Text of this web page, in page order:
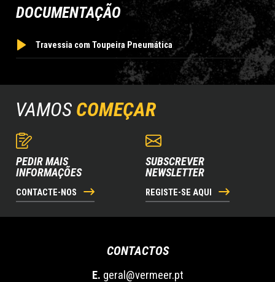
DOCUMENTAÇÃO
Travessia com Toupeira Pneumática
VAMOS COMEÇAR
PEDIR MAIS
INFORMAÇÕES
CONTACTE-NOS
SUBSCREVER
NEWSLETTER
REGISTE-SE AQUI
CONTACTOS
E. geral@vermeer.pt